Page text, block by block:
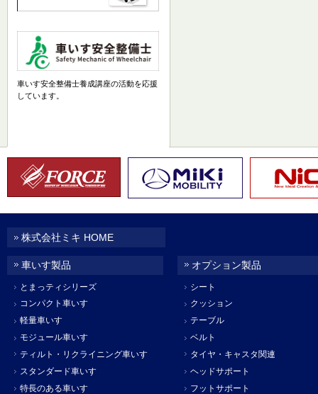
車いす安全整備士養成講座の活動を応援
しています。
株式会社ミキ HOME
車いす製品
とまっティシリーズ
コンパクト車いす
軽量車いす
モジュール車いす
ティルト・リクライニング車いす
スタンダード車いす
特長のある車いす
オプション製品
シート
クッション
テーブル
ベルト
タイヤ・キャスタ関連
ヘッドサポート
フットサポート